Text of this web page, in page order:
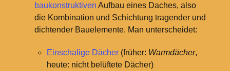
baukonstruktiven Aufbau eines Daches, also
die Kombination und Schichtung tragender und
dichtender Bauelemente. Man unterscheidet:
Einschalige Dächer(früher: Warmdächer,
heute: nicht belüftete Dächer)